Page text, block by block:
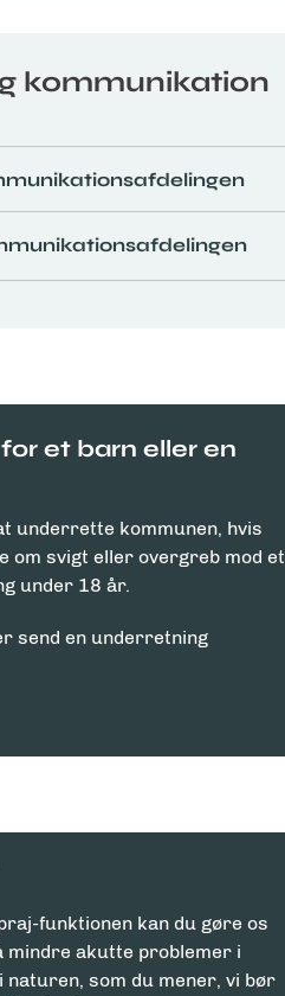
kommunikation
et barn eller en
underrette kommunen, hvis
om svigt eller overgreb mod et
under 18 år.
send en underretning
funktionen kan du gøre os
mindre akutte problemer i
naturen, som du mener, vi bør